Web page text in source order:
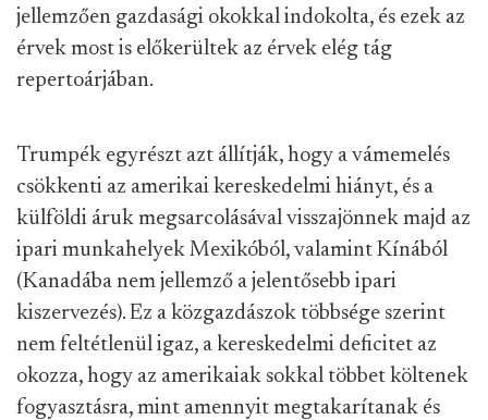
jellemzően gazdasági okokkal indokolta, és ezek az
érvek most is előkerültek az érvek elég tág
repertoárjában.
Trumpék egyrészt azt állítják, hogy a vámemelés
csökkenti az amerikai kereskedelmi hiányt, és a
külföldi áruk megsarcolásával visszajönnek majd az
ipari munkahelyek Mexikóból, valamint Kínából
(Kanadába nem jellemző a jelentősebb ipari
kiszervezés). Ez a közgazdászok többsége szerint
nem feltétlenül igaz, a kereskedelmi deficitet az
okozza, hogy az amerikaiak sokkal többet költenek
fogyasztásra, mint amennyit megtakarítanak és